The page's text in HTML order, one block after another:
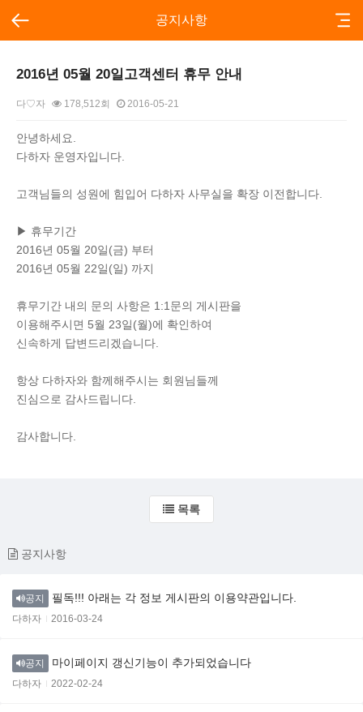
공지사항
2016년 05월 20일고객센터 휴무 안내
다♡자 178,512회 2016-05-21
본문
안녕하세요.
다하자 운영자입니다.
고객님들의 성원에 힘입어 다하자 사무실을 확장 이전합니다.
▶ 휴무기간
2016년 05월 20일(금) 부터
2016년 05월 22일(일) 까지
휴무기간 내의 문의 사항은 1:1문의 게시판을
이용해주시면 5월 23일(월)에 확인하여
신속하게 답변드리겠습니다.
항상 다하자와 함께해주시는 회원님들께
진심으로 감사드립니다.
감사합니다.
목록
공지사항
공지 필독!!! 아래는 각 정보 게시판의 이용약관입니다.
다하자 2016-03-24
공지 마이페이지 갱신기능이 추가되었습니다
다하자 2022-02-24